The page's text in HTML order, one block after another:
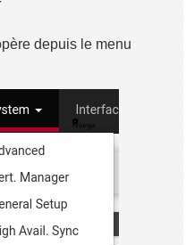
depuis le menu